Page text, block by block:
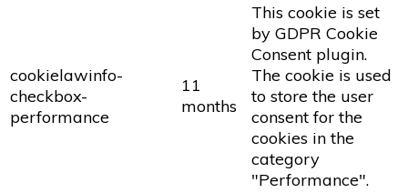
cookielawinfo-
checkbox-
performance
11
months
This cookie is set
by GDPR Cookie
Consent plugin.
The cookie is used
to store the user
consent for the
cookies in the
category
"Performance".